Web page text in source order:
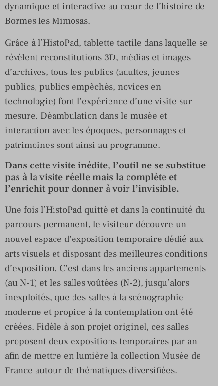
dynamique et interactive au cœur de l’histoire de
Bormes les Mimosas.
Grâce à l’HistoPad, tablette tactile dans laquelle se
révèlent reconstitutions 3D, médias et images
d’archives, tous les publics (adultes, jeunes
publics, publics empêchés, novices en
technologie) font l’expérience d’une visite sur
mesure. Déambulation dans le musée et
interaction avec les époques, personnages et
patrimoines sont ainsi au programme.
Dans cette visite inédite, l’outil ne se substitue
pas à la visite réelle mais la complète et
l’enrichit pour donner à voir l’invisible.
Une fois l’HistoPad quitté et dans la continuité du
parcours permanent, le visiteur découvre un
nouvel espace d’exposition temporaire dédié aux
arts visuels et disposant des meilleures conditions
d’exposition. C’est dans les anciens appartements
(au N-1) et les salles voûtées (N-2), jusqu’alors
inexploités, que des salles à la scénographie
moderne et propice à la contemplation ont été
créées. Fidèle à son projet originel, ces salles
proposent deux expositions temporaires par an
afin de mettre en lumière la collection Musée de
France autour de thématiques diversifiées.